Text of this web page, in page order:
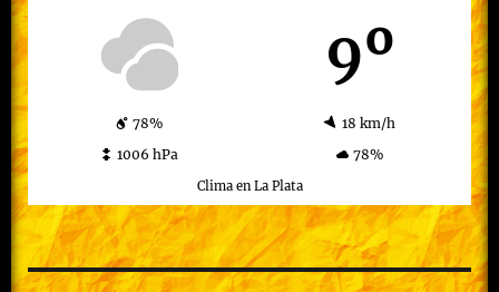
9º
78%
18 km/h
1006 hPa
78%
Clima en La Plata